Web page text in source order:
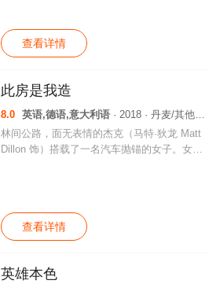
空壳，并且涉嫌诈骗。许多受灾的居民投了该
公司的保险，但现在却面临着一无所有的局
面。作为该保险公司唯一的职员，杰米既困惑
柬埔寨向同僚索取保险诈骗金额股份。 然
而，到了柬埔寨，杰米发现事情并没有想象中
的那样简单。同样想追回保险金的同事卡斯帕
（斯特兰·斯卡斯加德 Stellan Skarsgård 饰）
言辞行为十分怪异，而大老板马文则远在泰国
个个都心怀叵测，唯独朴实的三轮车夫阿索才
是他真正可靠的...
查看详情
此房是我造
8.0 英语,德语,意大利语 · 2018 · 丹麦/其他 · 剧情片
林间公路，面无表情的杰克（马特·狄龙 Matt
Dillon 饰）搭载了一名汽车抛锚的女子。女子
路。他对美有着偏执极端的追求，他从物质到
精神都有着高度洁癖，他亲手为自己设计完美
的房屋，却往往因为不满意而彻底拆掉。在此
为“精致先生”，将女性锁定为所猎杀的目标。
查看详情
英雄本色